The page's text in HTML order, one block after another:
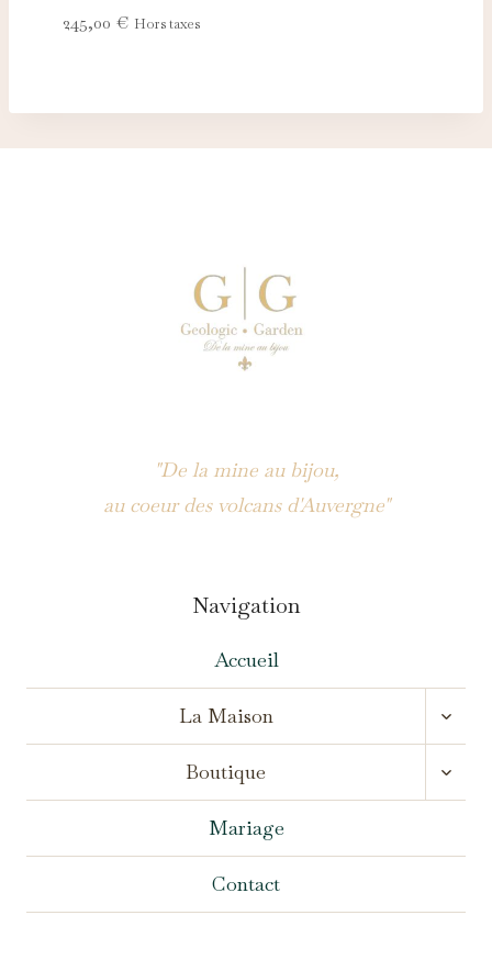
245,00 € Hors taxes
"De la mine au bijou,
au coeur des volcans d'Auvergne"
Navigation
Accueil
La Maison
MENU
Boutique
MENU
Mariage
Contact